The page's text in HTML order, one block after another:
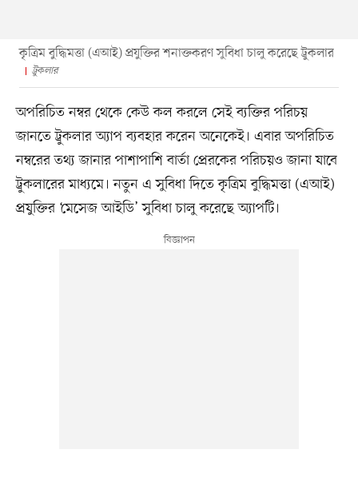
কৃত্রিম বুদ্ধিমত্তা (এআই) প্রযুক্তির শনাক্তকরণ সুবিধা চালু করেছে ট্রুকলার
ট্রুকলার
অপরিচিত নম্বর থেকে কেউ কল করলে সেই ব্যক্তির পরিচয়
জানতে ট্রুকলার অ্যাপ ব্যবহার করেন অনেকেই। এবার অপরিচিত
নম্বরের তথ্য জানার পাশাপাশি বার্তা প্রেরকের পরিচয়ও জানা যাবে
ট্রুকলারের মাধ্যমে। নতুন এ সুবিধা দিতে কৃত্রিম বুদ্ধিমত্তা (এআই)
প্রযুক্তির ‘মেসেজ আইডি’ সুবিধা চালু করেছে অ্যাপটি।